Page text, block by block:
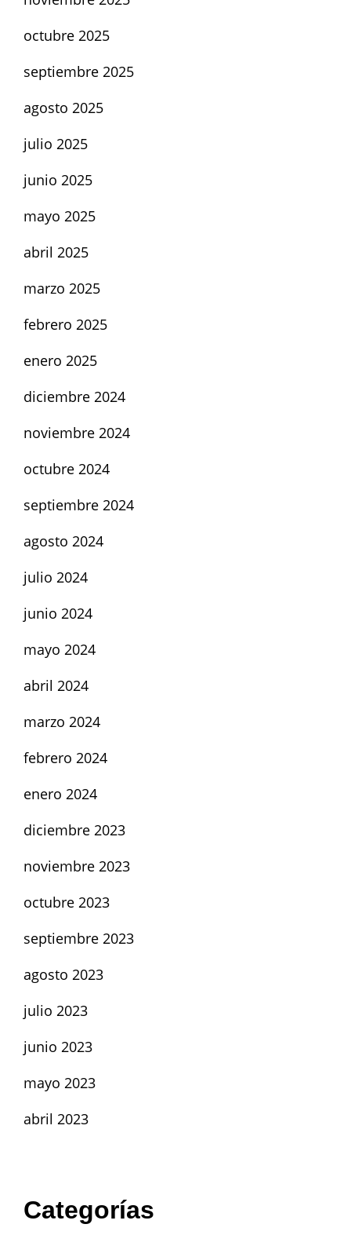
octubre 2025
septiembre 2025
agosto 2025
julio 2025
junio 2025
mayo 2025
abril 2025
marzo 2025
febrero 2025
enero 2025
diciembre 2024
noviembre 2024
octubre 2024
septiembre 2024
agosto 2024
julio 2024
junio 2024
mayo 2024
abril 2024
marzo 2024
febrero 2024
enero 2024
diciembre 2023
noviembre 2023
octubre 2023
septiembre 2023
agosto 2023
julio 2023
junio 2023
mayo 2023
abril 2023
Categorías